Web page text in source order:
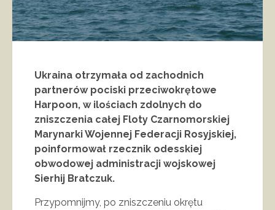
Ukraina otrzymała od zachodnich
partnerów pociski przeciwokrętowe
Harpoon, w ilościach zdolnych do
zniszczenia całej Floty Czarnomorskiej
Marynarki Wojennej Federacji Rosyjskiej,
poinformował rzecznik odesskiej
obwodowej administracji wojskowej
Sierhij Bratczuk.
Przypomnijmy, po zniszczeniu okrętu